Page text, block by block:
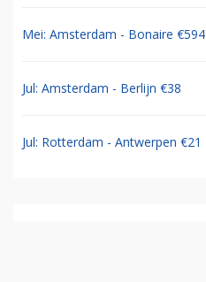
Mei: Amsterdam - Bonaire €594
Jul: Amsterdam - Berlijn €38
Jul: Rotterdam - Antwerpen €21